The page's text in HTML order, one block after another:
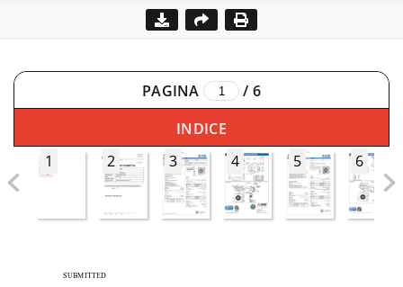
PAGINA / 6
INDICE
1
2 3 4 5 6
SUBMITTED